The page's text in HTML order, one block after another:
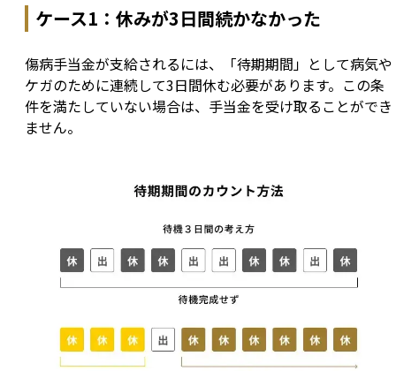
ケース1：休みが3日間続かなかった
傷病手当金が支給されるには、「待期期間」として病気や
ケガのために連続して3日間休む必要があります。この条
件を満たしていない場合は、手当金を受け取ることができ
ません。